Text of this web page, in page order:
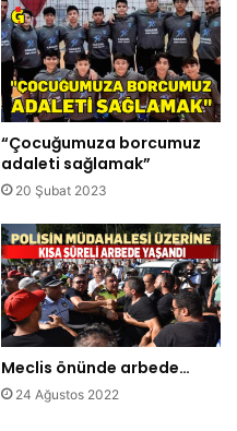
“Çocuğumuza borcumuz
adaleti sağlamak”
20 Şubat 2023
Meclis önünde arbede…
24 Ağustos 2022